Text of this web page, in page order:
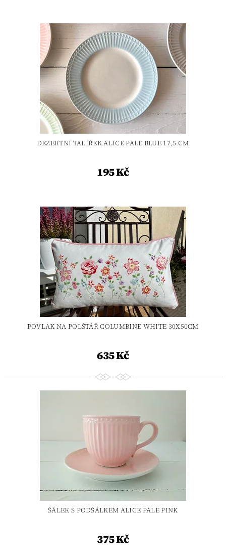
DEZERTNÍ TALÍŘEK ALICE PALE BLUE 17,5 CM
195 Kč
POVLAK NA POLŠTÁŘ COLUMBINE WHITE 30X50CM
635 Kč
ŠÁLEK S PODŠÁLKEM ALICE PALE PINK
375 Kč